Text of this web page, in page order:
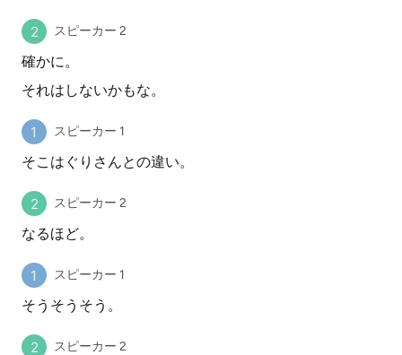
スピーカー 2
確かに。
それはしないかもな。
スピーカー 1
そこはぐりさんとの違い。
スピーカー 2
なるほど。
スピーカー 1
そうそうそう。
スピーカー 2